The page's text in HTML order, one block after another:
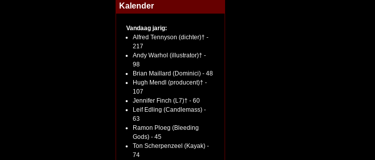
Kalender
Vandaag jarig:
Alfred Tennyson (dichter)† -
217
Andy Warhol (illustrator)† -
98
Brian Maillard (Dominici) - 48
Hugh Mendl (producent)† -
107
Jennifer Finch (L7)† - 60
Leif Edling (Candlemass) -
63
Ramon Ploeg (Bleeding
Gods) - 45
Ton Scherpenzeel (Kayak) -
74